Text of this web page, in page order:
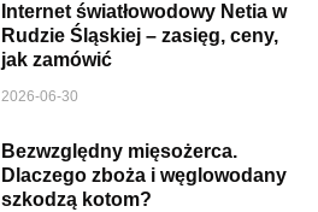
Internet światłowodowy Netia w
Rudzie Śląskiej – zasięg, ceny,
jak zamówić
2026-06-30
Bezwzględny mięsożerca.
Dlaczego zboża i węglowodany
szkodzą kotom?